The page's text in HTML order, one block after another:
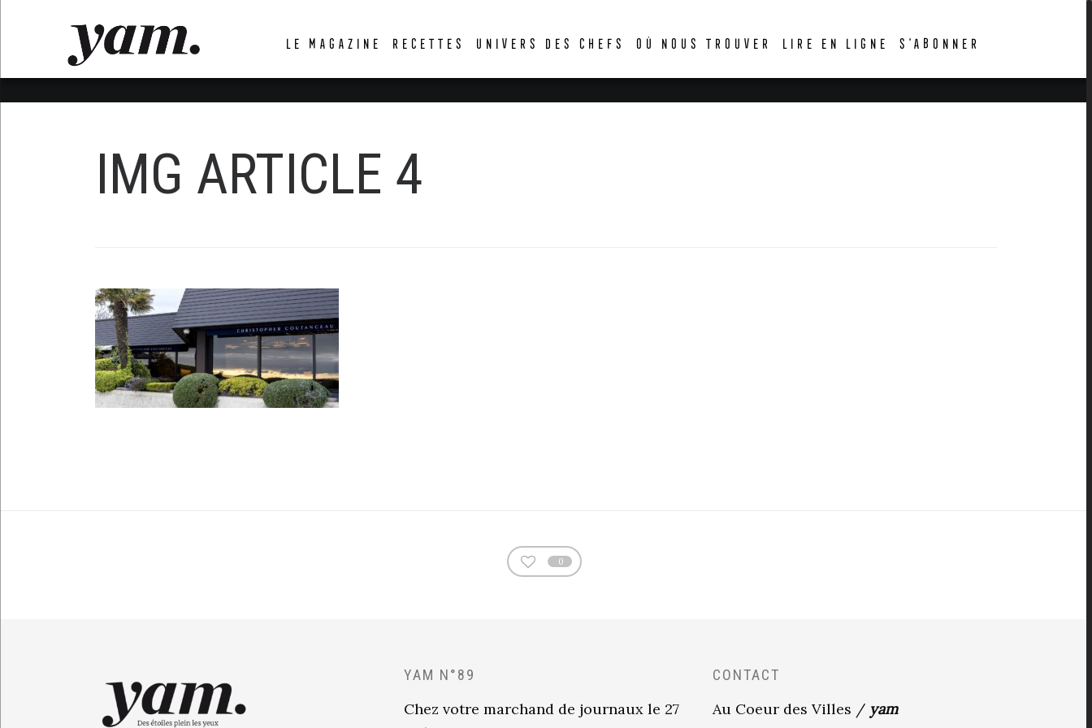
LE MAGAZINE RECETTES UNIVERS DES CHEFS OÙ NOUS TROUVER LIRE EN LIGNE S’ABONNER
IMG ARTICLE 4
0
YAM N°89
Chez votre marchand de journaux le 27
CONTACT
Au Coeur des Villes / yam